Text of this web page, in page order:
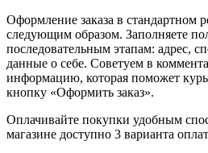
Оформление заказа в стандартном
следующим образом. Заполняете
последовательным этапам: адрес,
данные о себе. Советуем в
информацию, которая поможет
кнопку «Оформить заказ».
Оплачивайте покупки удобным
магазине доступно 3 варианта